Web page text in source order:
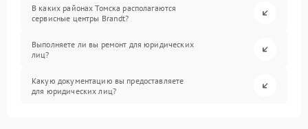
В каких районах Томска располагаются
сервисные центры Brandt?
Выполняете ли вы ремонт для юридических
лиц?
Какую документацию вы предоставляете
для юридических лиц?